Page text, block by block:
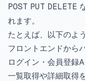
POST PUT DELETE
れます。
たとえば、以下のよ
フロントエンドから
ログイン・会員登録
一覧取得や詳細取得